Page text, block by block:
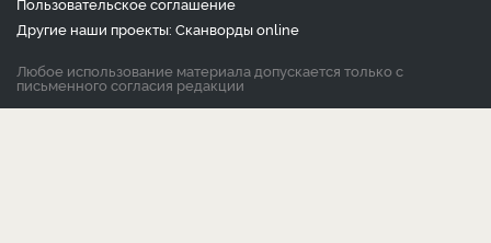
Другие наши проекты: Сканвордыonline
Любое использование материала допускается только с
письменного согласия редакции